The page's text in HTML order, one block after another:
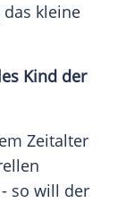
kleine
Kind der
Zeitalter
so will der